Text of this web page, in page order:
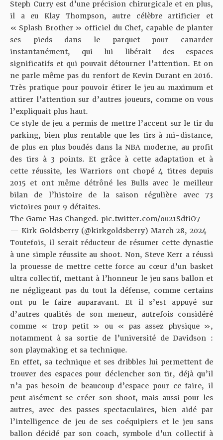
Steph Curry est d’une précision chirurgicale et en plus,
il a eu Klay Thompson, autre célèbre artificier et
« Splash Brother » officiel du Chef, capable de planter
ses pieds dans le parquet pour canarder
instantanément, qui lui libérait des espaces
significatifs et qui pouvait détourner l’attention. Et on
ne parle même pas du renfort de Kevin Durant en 2016.
Très pratique pour pouvoir étirer le jeu au maximum et
attirer l’attention sur d’autres joueurs, comme on vous
l’expliquait plus haut.
Ce style de jeu a permis de mettre l’accent sur le tir du
parking, bien plus rentable que les tirs à mi-distance,
de plus en plus boudés dans la NBA moderne, au profit
des tirs à 3 points. Et grâce à cette adaptation et à
cette réussite, les Warriors ont chopé 4 titres depuis
2015 et ont même détrôné les Bulls avec le meilleur
bilan de l’histoire de la saison régulière avec 73
victoires pour 9 défaites.
The Game Has Changed. pic.twitter.com/ou21SdfiO7
— Kirk Goldsberry (@kirkgoldsberry) March 28, 2024
Toutefois, il serait réducteur de résumer cette dynastie
à une simple réussite au shoot. Non, Steve Kerr a réussi
la prouesse de mettre cette force au cœur d’un basket
ultra collectif, mettant à l’honneur le jeu sans ballon et
ne négligeant pas du tout la défense, comme certains
ont pu le faire auparavant. Et il s’est appuyé sur
d’autres qualités de son meneur, autrefois considéré
comme « trop petit » ou « pas assez physique »,
notamment à sa sortie de l’université de Davidson :
son playmaking et sa technique.
En effet, sa technique et ses dribbles lui permettent de
trouver des espaces pour déclencher son tir, déjà qu’il
n’a pas besoin de beaucoup d’espace pour ce faire, il
peut aisément se créer son shoot, mais aussi pour les
autres, avec des passes spectaculaires, bien aidé par
l’intelligence de jeu de ses coéquipiers et le jeu sans
ballon décidé par son coach, symbole d’un collectif à